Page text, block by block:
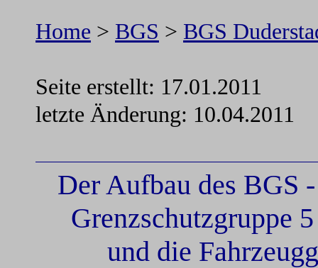
Home > BGS > BGS
Seite erstellt: 17.01.2011
letzte Änderung: 10.04.2011
Der Aufbau des BGS
Grenzschutzgruppe
und die